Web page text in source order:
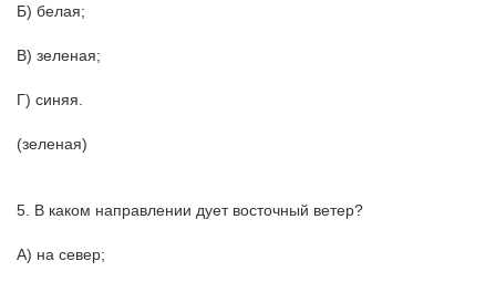
Б) белая;
В) зеленая;
Г) синяя.
(зеленая)
5. В каком направлении дует восточный ветер?
А) на север;